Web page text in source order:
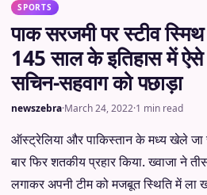
SPORTS
पाक सरजमी पर स्टीव
145 साल के इतिहास में
सचिन-सहवाग को पछाड़ा
newszebra·March 24, 2022·1 min read
ऑस्ट्रेलिया और पाकिस्तान के मध्य खेले
बार फिर शतकीय प्रहार किया. ख्वाजा ने
लगाकर अपनी टीम को मजबूत स्थिति में ला